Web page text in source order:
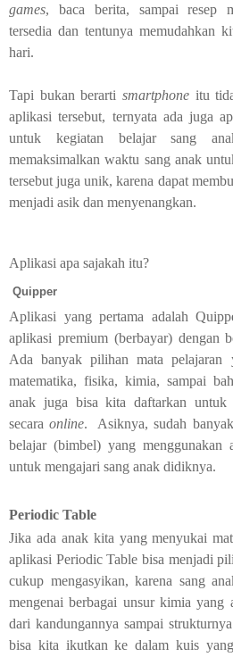
games, baca berita, sampai resep
tersedia dan tentunya memudahkan
hari.
Tapi bukan berarti smartphoneitu
aplikasi tersebut, ternyata ada juga
untuk kegiatan belajar sang
memaksimalkan waktu sang anak
tersebut juga unik, karena dapat
menjadi asik dan menyenangkan.
Aplikasi apa sajakah itu?
Quipper
Aplikasi yang pertama adalah
aplikasi premium (berbayar) dengan
Ada banyak pilihan mata
matematika, fisika, kimia, sampai
anak juga bisa kita daftarkan untuk
secaraonline. Asiknya, sudah
belajar (bimbel) yang menggunakan
untuk mengajari sang anak didiknya.
Periodic Table
Jika ada anak kita yang menyukai
aplikasi Periodic Table bisa menjadi
cukup mengasyikan, karena sang
mengenai berbagai unsur kimia
dari kandungannya sampai
bisa kita ikutkan ke dalam kuis